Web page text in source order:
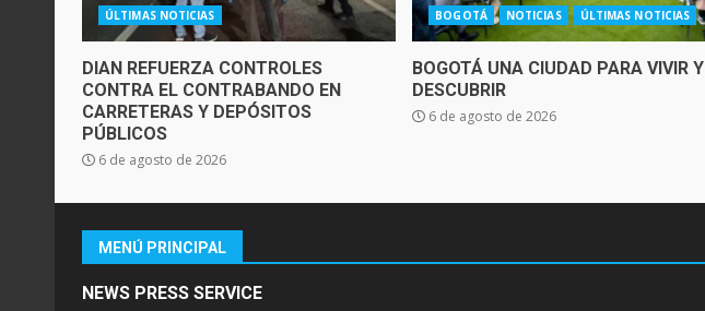
ÚLTIMAS NOTICIAS
DIAN REFUERZA CONTROLES
CONTRA EL CONTRABANDO EN
CARRETERAS Y DEPÓSITOS
PÚBLICOS
6 de agosto de 2026
BOGOTÁ NOTICIAS ÚLTIMAS NOTICIAS
BOGOTÁ UNA CIUDAD PARA VIVIR Y
DESCUBRIR
6 de agosto de 2026
MENÚ PRINCIPAL
NEWS PRESS SERVICE